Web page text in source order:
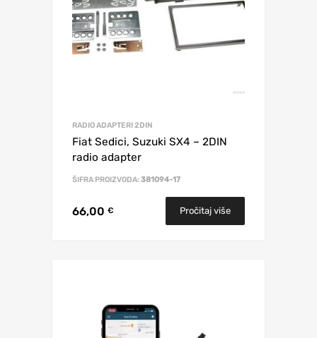
RADIO ADAPTERI 2DIN
Fiat Sedici, Suzuki SX4 – 2DIN
radio adapter
ŠIFRA PROIZVODA: 381094-17
66,00 € Pročitaj više